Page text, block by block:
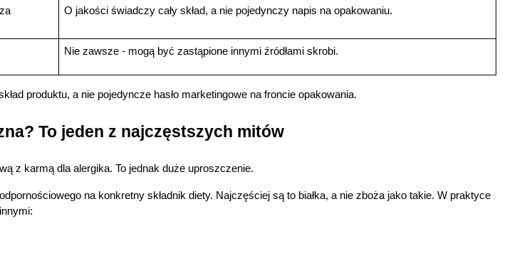
Więcej informacji znajdziesz w
możesz zaakceptować ustawienia
O jakości świadczy cały skład, a nie pojedynczy napis na opakowaniu.
Nie zawsze - mogą być zastąpione innymi źródłami skrobi.
produktu, a nie pojedyncze hasło marketingowe na froncie opakowania.
To jeden z najczęstszych mitów
z karmą dla alergika. To jednak duże uproszczenie.
na konkretny składnik diety. Najczęściej są to białka, a nie zboża jako takie. W praktyce